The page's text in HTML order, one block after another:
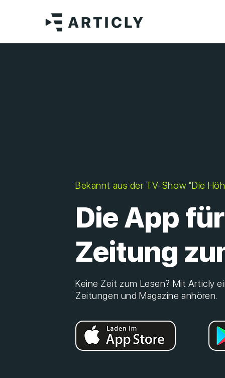
Keine Zeit zum Lesen? Mit Articly
Zeitungen und Magazine anhören.
Bekannt aus der TV-Show "Die
Die App für
Zeitung